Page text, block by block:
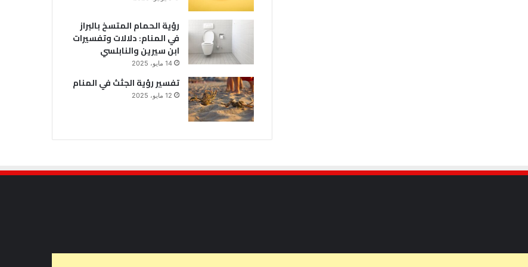
رؤية الحمام المتسخ بالبراز
في المنام: دلالات وتفسيرات
ابن سيرين والنابلسي
14 مايو، 2025
تفسير رؤية الجثث في المنام
12 مايو، 2025